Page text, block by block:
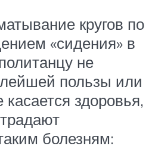
кругов по
«сидения» в
не
пользы или
здоровья,
болезням: